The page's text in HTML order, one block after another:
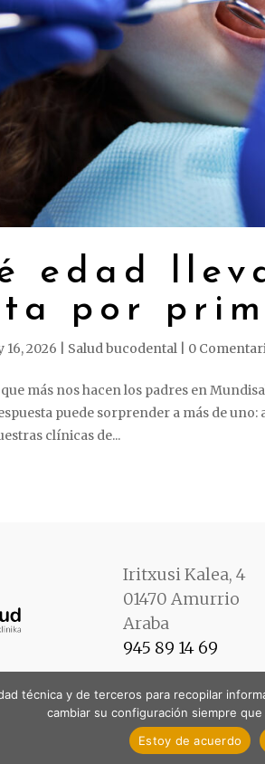
edad
por
16, 2026 Salud bucodental 0
más nos hacen los padres en
puede sorprender a más de uno:
clínicas de...
Iritxusi Kalea, 4
01470 Amurrio
Araba
945 89 14 69
técnica y de terceros para recopilar
cambiar su configuración siempre
Estoy de acuerdo